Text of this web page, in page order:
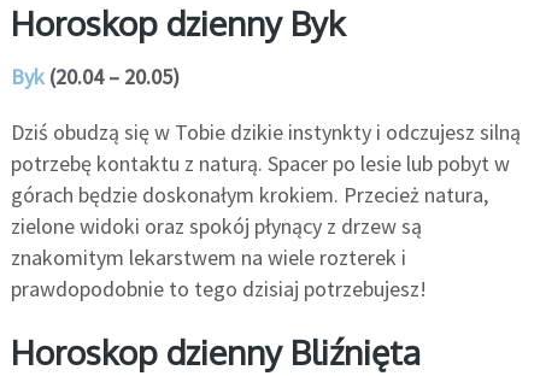
Horoskop dzienny Byk
Byk(20.04 – 20.05)
Dziś obudzą się w Tobie dzikie instynkty i odczujesz silną
potrzebę kontaktu z naturą. Spacer po lesie lub pobyt w
górach będzie doskonałym krokiem. Przecież natura,
zielone widoki oraz spokój płynący z drzew są
znakomitym lekarstwem na wiele rozterek i
prawdopodobnie to tego dzisiaj potrzebujesz!
Horoskop dzienny Bliźnięta